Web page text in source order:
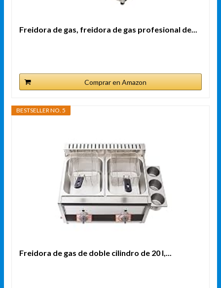
Freidora de gas, freidora de gas profesional de...
Comprar en Amazon
BESTSELLER NO. 5
Freidora de gas de doble cilindro de 20 l,...